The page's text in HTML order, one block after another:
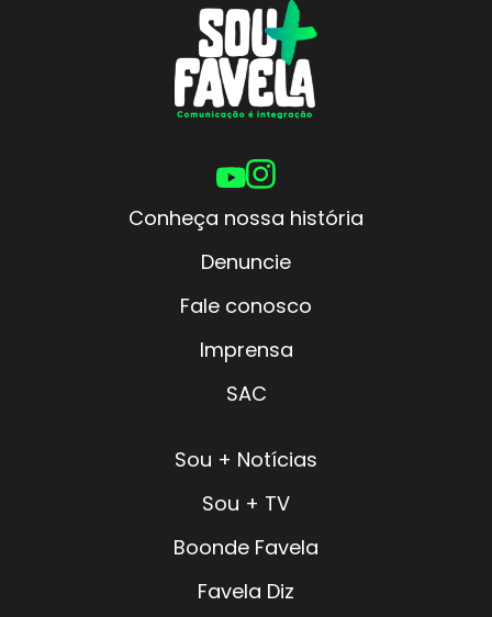
Conheça nossa história
Denuncie
Fale conosco
Imprensa
SAC
Sou + Notícias
Sou + TV
Boonde Favela
Favela Diz